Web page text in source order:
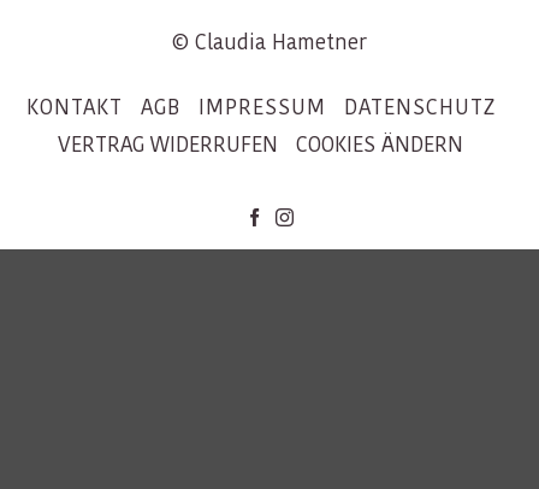
© Claudia Hametner
KONTAKT AGB IMPRESSUM
DATENSCHUTZ
VERTRAG WIDERRUFEN
COOKIES ÄNDERN